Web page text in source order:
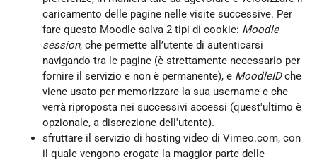
caricamento delle pagine nelle visite successive. Per
fare questo Moodle salva 2 tipi di cookie: Moodle
session, che permette all’utente di autenticarsi
navigando tra le pagine (è strettamente necessario per
fornire il servizio e non è permanente), e MoodleIDche
viene usato per memorizzare la sua username e che
verrà riproposta nei successivi accessi (quest'ultimo è
opzionale, a discrezione dell'utente).
sfruttare il servizio di hosting video di Vimeo.com, con
il quale vengono erogate la maggior parte delle